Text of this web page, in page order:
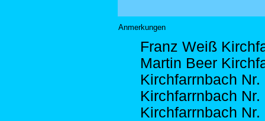
Anmerkungen
Franz Weiß
Martin Beer
Kirchfarrnbach
Kirchfarrnbach
Kirchfarrnbach Nr.